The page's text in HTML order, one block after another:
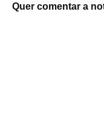
Quer comentar a